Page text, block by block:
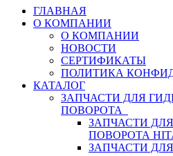
ГЛАВНАЯ
О КОМПАНИИ
О КОМПАНИИ
НОВОСТИ
СЕРТИФИКАТЫ
ПОЛИТИКА
КАТАЛОГ
ЗАПЧАСТИ ДЛЯ
ПОВОРОТА
ЗАПЧАСТИ
ПОВОРОТА
ЗАПЧАСТИ